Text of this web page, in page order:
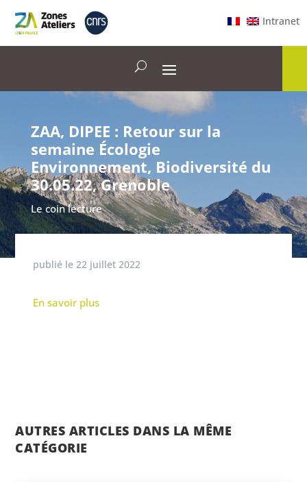
Intranet
ZAA, DIPEE : Retour sur la
semaine Écologie
Environnement, Biodiversité du
30.05.22, Grenoble
Le coin lecture
publié le 22 juillet 2022
En savoir plus
AUTRES ARTICLES DANS LA MÊME
CATÉGORIE